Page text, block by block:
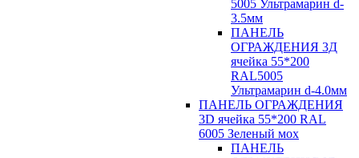
5005 Ультрамарин d-
3.5мм
ПАНЕЛЬ
ОГРАЖДЕНИЯ 3Д
ячейка 55*200
RAL5005
Ультрамарин d-4.0мм
ПАНЕЛЬ ОГРАЖДЕНИЯ
3D ячейка 55*200 RAL
6005 Зеленый мох
ПАНЕЛЬ